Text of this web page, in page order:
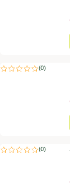
クツワ PUMA B5下敷
(0)
評価は0件のレビュー
サンスター文具 色鉛
(0)
評価は0件のレビュー